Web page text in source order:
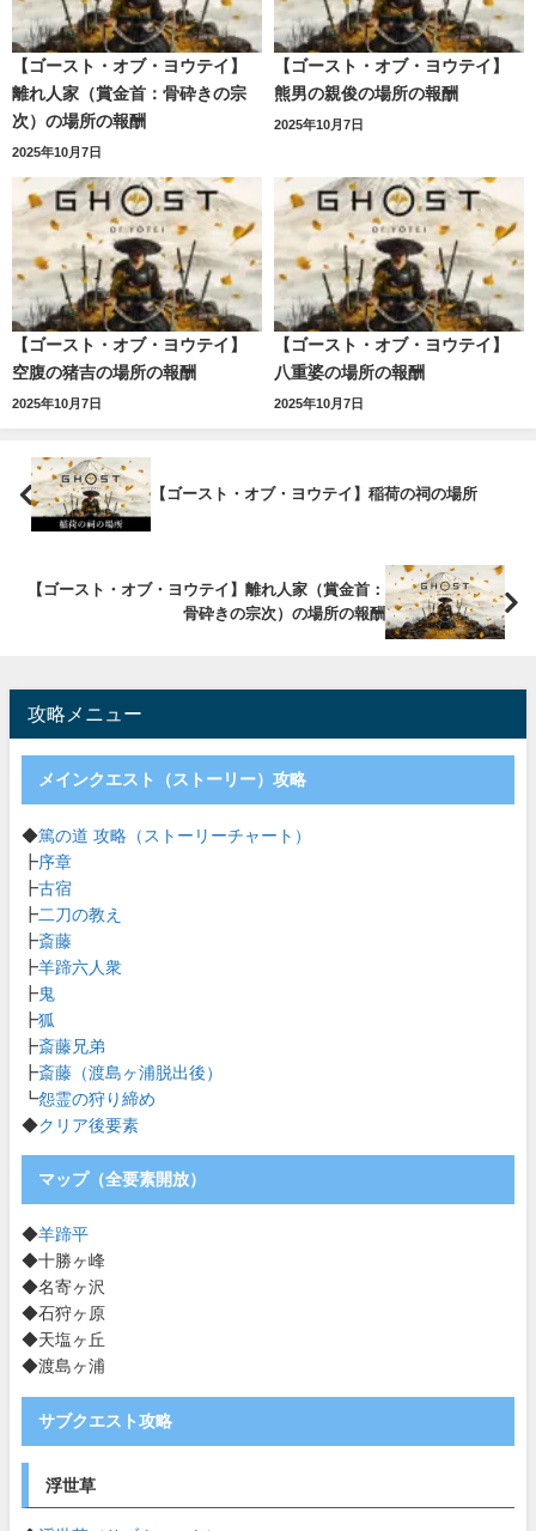
【ゴースト・オブ・ヨウテイ】
離れ人家（賞金首：骨砕きの宗
次）の場所の報酬
2025年10月7日
【ゴースト・オブ・ヨウテイ】
熊男の親俊の場所の報酬
2025年10月7日
【ゴースト・オブ・ヨウテイ】
空腹の猪吉の場所の報酬
2025年10月7日
【ゴースト・オブ・ヨウテイ】
八重婆の場所の報酬
2025年10月7日
【ゴースト・オブ・ヨウテイ】稲荷の祠の場所
【ゴースト・オブ・ヨウテイ】離れ人家（賞金首：
骨砕きの宗次）の場所の報酬
攻略メニュー
メインクエスト（ストーリー）攻略
◆篤の道 攻略（ストーリーチャート）
┣序章
┣古宿
┣二刀の教え
┣斎藤
┣羊蹄六人衆
┣鬼
┣狐
┣斎藤兄弟
┣斎藤（渡島ヶ浦脱出後）
┗怨霊の狩り締め
◆クリア後要素
マップ（全要素開放）
◆羊蹄平
◆十勝ヶ峰
◆名寄ヶ沢
◆石狩ヶ原
◆天塩ヶ丘
◆渡島ヶ浦
サブクエスト攻略
浮世草